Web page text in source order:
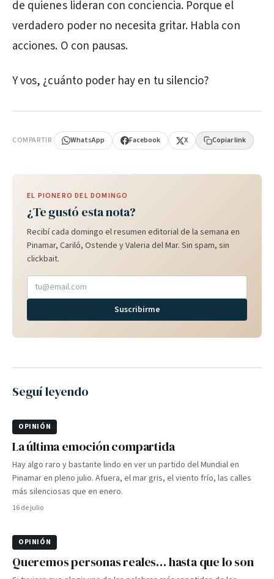
de quienes lideran con conciencia. Porque el
verdadero poder no necesita gritar. Habla con
acciones. O con pausas.
Y vos, ¿cuánto poder hay en tu silencio?
COMPARTIR WhatsApp Facebook X Copiar link
EL PIONERO DEL DOMINGO
¿Te gustó esta nota?
Recibí cada domingo el resumen editorial de la semana en
Pinamar, Cariló, Ostende y Valeria del Mar. Sin spam, sin
clickbait.
Suscribirme
Seguí leyendo
OPINIÓN
La última emoción compartida
Hay algo raro y bastante lindo en ver un partido del Mundial en
Pinamar en pleno julio. Afuera, el mar gris, el viento frío, las calles
más silenciosas que en enero.
16 de julio
OPINIÓN
Queremos personas reales… hasta que lo son